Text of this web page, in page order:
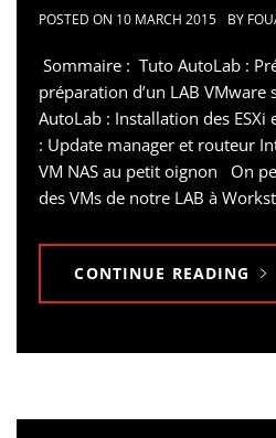
POSTED ON 10 MARCH 2015 BY
Sommaire : Tuto AutoLab :
préparation d’un LAB
AutoLab : Installation des ESXi
: Update manager et routeur
VM NAS au petit oignon On
des VMs de notre LAB à
CONTINUE READING